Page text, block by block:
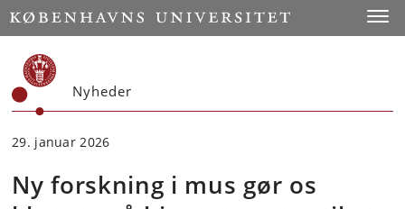
Start
Nyheder
29. januar 2026
Ny forskning i mus gør os